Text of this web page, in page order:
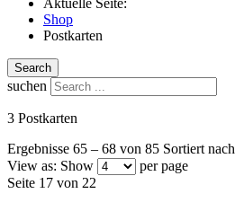
Shop
Postkarten
Search
suchen
3 Postkarten
Ergebnisse 65 – 68 von 85 Sortiert nach
View as: Show
per page
Seite 17 von 22